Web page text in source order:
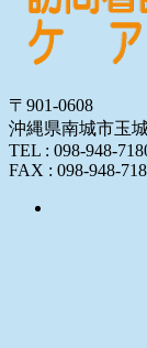
〒901-0608
沖縄県南城市玉
TEL : 098-948-
FAX : 098-948-